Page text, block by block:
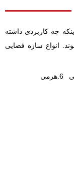
چه کاربردی داشته
انواع سازه فضایی